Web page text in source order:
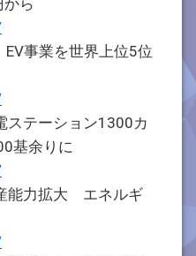
ら
EV事業を世界上位5位
ステーション1300カ
基余りに
能力拡大 エネルギ